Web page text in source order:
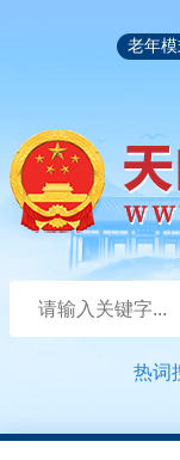
老年
热词